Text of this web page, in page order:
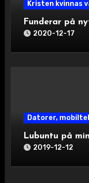
Kristen kvinnas
Funderar på
2020-12-17
Datorer,
Lubuntu på
2019-12-12